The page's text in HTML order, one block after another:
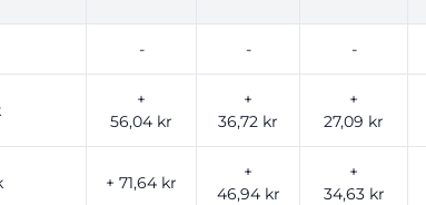
- - -
+
56,04 kr
+
36,72 kr
+
27,09 kr
+ 71,64 kr
+
46,94 kr
+
34,63 kr